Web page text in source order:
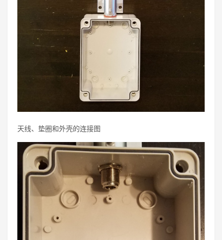
天线、垫圈和外壳的连接图